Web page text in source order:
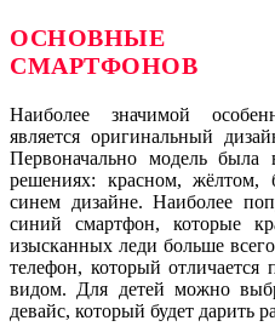
ОСНОВНЫЕ
СМАРТФОНОВ
Наиболее значимой
является оригинальный
Первоначально модель
решениях: красном, жёлтом,
синем дизайне. Наиболее
синий смартфон, которые
изысканных леди больше
телефон, который
видом. Для детей можно
девайс, который будет дарить